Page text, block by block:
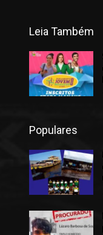
Leia Também
Populares